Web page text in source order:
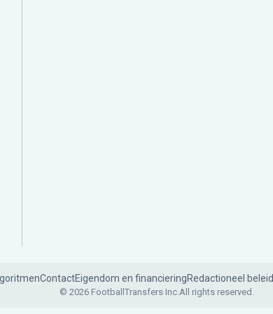
ContactEigendom en financieringRedactioneel beleid
© 2026 FootballTransfers Inc.All rights reserved.